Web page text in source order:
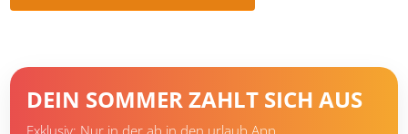
Anmerkung: Der Stand dieses Artikels ist August 2019.
Alle Angaben erfolgen ohne Gewähr.